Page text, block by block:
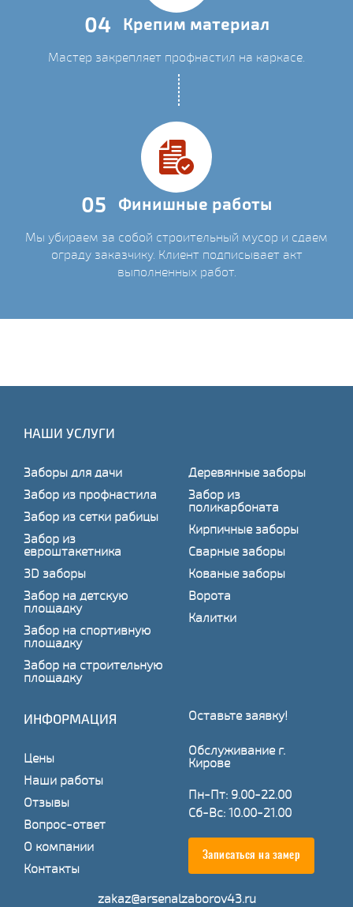
04 Крепим материал
Мастер закрепляет профнастил на каркасе.
05 Финишные работы
Мы убираем за собой строительный мусор и сдаем
ограду заказчику. Клиент подписывает акт
выполненных работ.
НАШИ УСЛУГИ
Заборы для дачи
Забор из профнастила
Забор из сетки рабицы
Забор из
евроштакетника
3D заборы
Забор на детскую
площадку
Забор на спортивную
площадку
Забор на строительную
площадку
Деревянные заборы
Забор из
поликарбоната
Кирпичные заборы
Сварные заборы
Кованые заборы
Ворота
Калитки
ИНФОРМАЦИЯ
Цены
Наши работы
Отзывы
Вопрос-ответ
О компании
Контакты
Оставьте заявку!
Обслуживание г.
Кирове
Пн-Пт: 9.00-22.00
Сб-Вс: 10.00-21.00
Записаться на замер
zakaz@arsenalzaborov43.ru